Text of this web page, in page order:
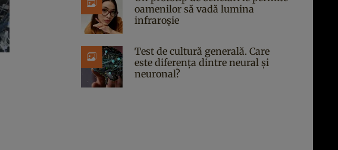
oamenilor să vadă lumina
infraroșie
Test de cultură generală. Care
este diferența dintre neural și
neuronal?